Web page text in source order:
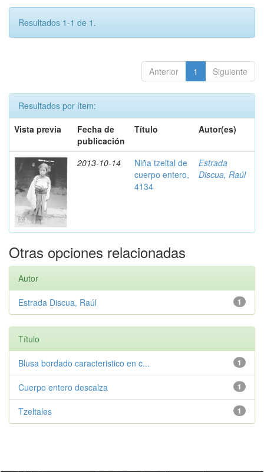
Resultados 1-1 de 1.
Anterior 1 Siguiente
Resultados por ítem:
Vista previa
Fecha de
publicación
Título Autor(es)
2013-10-14
Niña tzeltal de
cuerpo entero,
4134
Estrada
Discua, Raúl
Otras opciones relacionadas
Autor
1
Estrada Discua, Raúl
Título
1
Blusa bordado caracteristico en c...
1
Cuerpo entero descalza
1
Tzeltales